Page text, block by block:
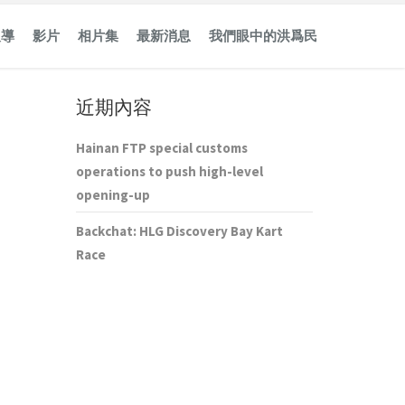
影片 相片集 最新消息 我們眼中的洪爲民
近期內容
Hainan FTP special customs
operations to push high-level
opening-up
Backchat: HLG Discovery Bay Kart
Race